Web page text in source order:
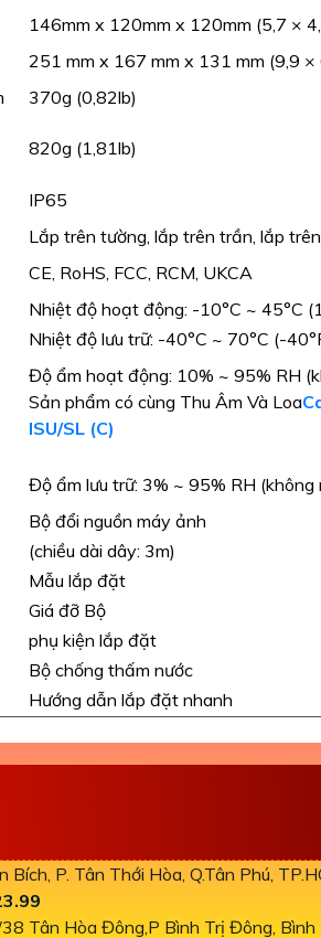
146mm x 120mm x 120mm (5,7 ×
251 mm x 167 mm x 131 mm (9,9 ×
370g (0,82lb)
820g (1,81lb)
IP65
Lắp trên tường, lắp trên trần, lắp
CE, RoHS, FCC, RCM, UKCA
Nhiệt độ hoạt động: -10°C ~ 45°C
Nhiệt độ lưu trữ: -40°C ~ 70°C (-
Độ ẩm hoạt động: 10% ~ 95% RH
Sản phẩm có cùng Thu Âm Và Loa
ISU/SL (C)
Độ ẩm lưu trữ: 3% ~ 95% RH (không
Bộ đổi nguồn máy ảnh
(chiều dài dây: 3m)
Mẫu lắp đặt
Giá đỡ Bộ
phụ kiện lắp đặt
Bộ chống thấm nước
Hướng dẫn lắp đặt nhanh
Bích, P. Tân Thới Hòa, Q.Tân Phú,
Tân Hòa Đông,P Bình Trị Đông, Bình